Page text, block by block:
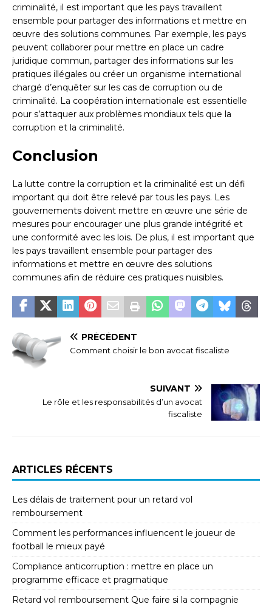
criminalité, il est important que les pays travaillent
ensemble pour partager des informations et mettre en
œuvre des solutions communes. Par exemple, les pays
peuvent collaborer pour mettre en place un cadre
juridique commun, partager des informations sur les
pratiques illégales ou créer un organisme international
chargé d’enquêter sur les cas de corruption ou de
criminalité. La coopération internationale est essentielle
pour s’attaquer aux problèmes mondiaux tels que la
corruption et la criminalité.
Conclusion
La lutte contre la corruption et la criminalité est un défi
important qui doit être relevé par tous les pays. Les
gouvernements doivent mettre en œuvre une série de
mesures pour encourager une plus grande intégrité et
une conformité avec les lois. De plus, il est important que
les pays travaillent ensemble pour partager des
informations et mettre en œuvre des solutions
communes afin de réduire ces pratiques nuisibles.
PRÉCÉDENT
Comment choisir le bon avocat fiscaliste
SUIVANT
Le rôle et les responsabilités d’un avocat
fiscaliste
ARTICLES RÉCENTS
Les délais de traitement pour un retard vol
remboursement
Comment les performances influencent le joueur de
football le mieux payé
Compliance anticorruption : mettre en place un
programme efficace et pragmatique
Retard vol remboursement Que faire si la compagnie